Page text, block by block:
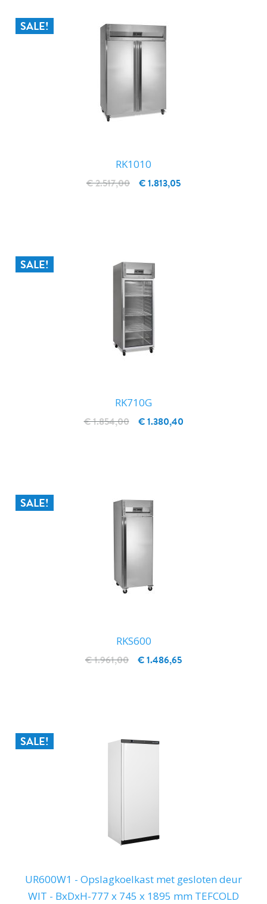
SALE!
RK1010
€ 1.813,05
€ 2.517,00
SALE!
RK710G
€ 1.380,40
€ 1.854,00
SALE!
RKS600
€ 1.486,65
€ 1.961,00
SALE!
UR600W1 - Opslagkoelkast met gesloten deur
WIT - BxDxH-777 x 745 x 1895 mm TEFCOLD